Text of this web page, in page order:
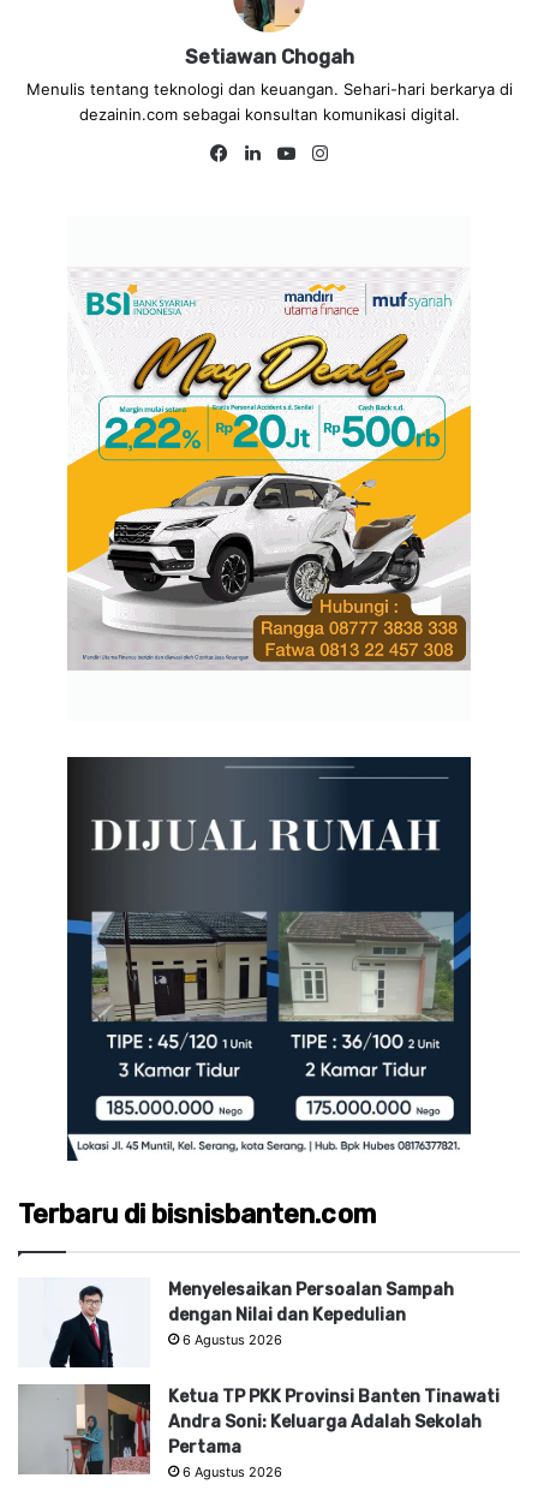
Setiawan Chogah
Menulis tentang teknologi dan keuangan. Sehari-hari berkarya di
dezainin.com sebagai konsultan komunikasi digital.
Fa
Lin
Yo
Terbaru di bisnisbanten.com
Menyelesaikan Persoalan Sampah
dengan Nilai dan Kepedulian
6 Agustus 2026
Ketua TP PKK Provinsi Banten Tinawati
Andra Soni: Keluarga Adalah Sekolah
Pertama
6 Agustus 2026